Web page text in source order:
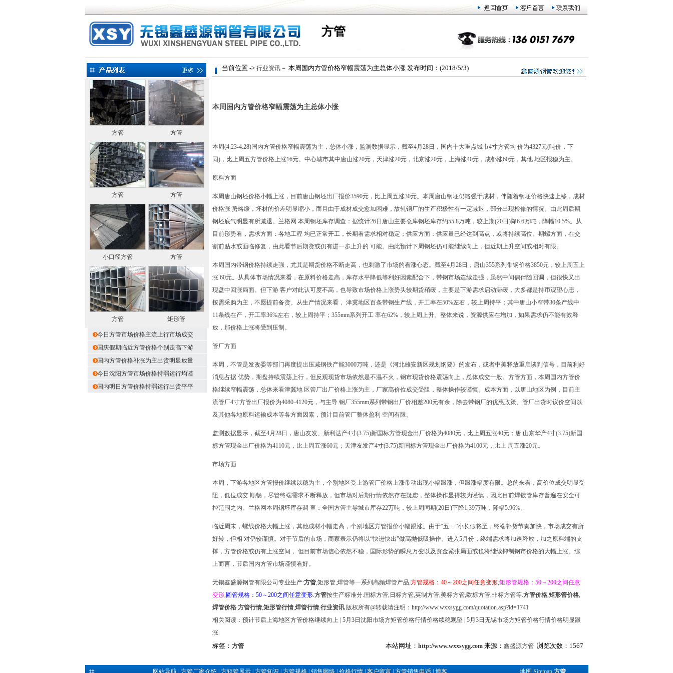
方管
方管 方管
方管 方管
小口径方管 方管
方管 矩形管
今日方管市场价格主流上行市场成交
国庆假期临近方管价格个别走高下游
国内方管价格补涨为主出货明显放量
今日沈阳方管市场价格持弱运行均谨
国内明日方管价格持弱运行出货平平
当前位置 -> 行业资讯－ 本周国内方管价格窄幅震荡为主总体小涨 发布时间：(2018/5/3)
本周国内方管价格窄幅震荡为主总体小涨
本周(4.23-4.28)国内方管价格窄幅震荡为主，总体小涨，监测数据显示，截至4月28日，国内十大重点城市4寸方管均 价为4327元(吨价，下
同)，比上周五方管价格上涨16元。中心城市其中唐山涨20元，天津涨20元，北京涨20元，上海涨40元，成都涨60元，其他 地区报稳为主。
原料方面
本周唐山钢坯价格小幅上涨，目前唐山钢坯出厂报价3590元，比上周五涨30元。本周唐山钢坯仍略强于成材，伴随着钢坯价格快速上移，成材
价格涨 势略缓，坯材的价差明显缩小，而且由于成材成交愈加困难，故轧钢厂的生产积极性有一定减退，部分出现检修的情况。由此周后期
钢坯底气明显有所减退。兰格网 本周钢坯库存调查：据统计26日唐山主要仓库钢坯库存约55.8万吨，较上期(20日)降6.6万吨，降幅10.5%。从
目前形势看，需求方面：各地工程 均已正常开工，长期看需求相对稳定；供应方面：供应量已经达到高点，或将持续高位。期螺方面，在交
割前贴水或面临修复，由此看节后期货或仍有进一步上升的 可能。由此预计下周钢坯仍可能继续向上，但近期上升空间或相对有限。
本周国内带钢价格持续走强，尤其是期货价格不断走高，也刺激了市场的看涨心态。截至4月28日，唐山355系列带钢价格3850元，较上周五上
涨 60元。从具体市场情况来看，在原料价格走高，库存水平降低等利好因素配合下，带钢市场连续走强，虽然中间偶伴随回调，但很快又出
现盘中回涨局面。但下游 客户对此认可度不高，也导致市场价格上涨势头较期货稍缓，主要是下游需求启动滞缓，大多都是持币观望心态，
按需采购为主，不愿提前备货。从生产情况来看， 津冀地区百条带钢生产线，开工率在50%左右，较上周持平；其中唐山小窄带30条产线中
11条线在产，开工率36%左右，较上周持平；355mm系列开工 率在62%，较上周上升。整体来说，资源供应在增加，如果需求仍不能有效释
放，那价格上涨将受到压制。
管厂方面
本周，不管是发改委等部门再度提出压减钢铁产能3000万吨，还是《河北雄安新区规划纲要》的发布，或者中美释放重启谈判信号，目前利好
消息占据 优势，期盘持续震荡上行，但反观现货市场依然是不温不火，钢市现货价格震荡向上，总体成交一般。方管方面，本周国内方管价
格继续窄幅震荡，总体来看津冀地 区管厂出厂价格上涨为主，厂家高价位成交受阻，整体操作较谨慎。成本方面，以唐山地区为例，目前主
流管厂4寸方管出厂报价为4080-4120元，与主导 钢厂355mm系列带钢出厂价相差200元有余，除去带钢厂的优惠政策、管厂出货时议价空间以
及其他各地原料运输成本等各方面因素，预计目前管厂整体盈利 空间有限。
监测数据显示，截至4月28日，唐山友发、新利达产4寸(3.75)新国标方管现金出厂价格为4080元，比上周五涨40元；唐 山京华产4寸(3.75)新国
标方管现金出厂价格为4110元，比上周五涨60元；天津友发产4寸(3.75)新国标方管现金出厂价格为4100元，比上 周五涨20元。
市场方面
本周，下游各地区方管报价继续以稳为主，个别地区受上游管厂价格上涨带动出现小幅跟涨，但跟涨幅度有限。总的来看，高价位成交明显受
阻，低位成交 顺畅，尽管终端需求不断释放，但市场对后期行情依然存在疑虑，整体操作显得较为谨慎，因此目前焊镀管库存普遍在安全可
控范围之内。兰格网本周钢坯库存调 查：全国方管主导城市库存22万吨，较上周同期(20日)下降1.39万吨，降幅5.96%。
临近周末，螺线价格大幅上涨，其他成材小幅走高，个别地区方管报价小幅跟涨。由于“五一”小长假将至，终端补货节奏加快，市场成交有所
好转，但相 对仍较谨慎。对于节后的市场，商家表示仍将以“快进快出”做高抛低吸操作。进入5月份，终端需求将加速释放，加之原料端的支
撑，方管价格或仍有上涨空间， 但目前市场信心依然不稳，国际形势的瞬息万变以及资金紧张局面或也将继续抑制钢市价格的大幅上涨。综
上而言，节后国内方管市场谨慎看好。
无锡鑫盛源钢管有限公司专业生产:方管,矩形管,焊管等一系列高频焊管产品,方管规格：40～200之间任意变形,矩形管规格：50～200之间任意
变形, 圆管规格：50～200之间任意变形.方管按生产标准分:国标方管,日标方管,英制方管,美标方管,欧标方管,非标方管等.方管价格,矩形管价格,
焊管价格.方管行情,矩形管行情,焊管行情.行业资讯版权所有@转载请注明： http://www.wxxsygg.com/quotation.asp?id=1741
相关阅读： 预计节后上海地区方管价格继续向上| 5月3日沈阳市场方矩管价格行情价格续稳观望
5月3日无锡市场方矩管价格行情价格明显跟
涨
标签： 方管 本站网址： http://www.wxxsygg.com来源： 鑫盛源方管浏览次数：1567
网站导航 方管厂家介绍 方矩管展示 方管知识 方管规格 销售网络 价格行情 客户留言 方管销售电话 博客 地图 Sitemap 方管